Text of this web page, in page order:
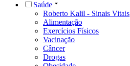
Saúde
Roberto Kalil - Sinais Vitais
Alimentação
Exercícios Físicos
Vacinação
Câncer
Drogas